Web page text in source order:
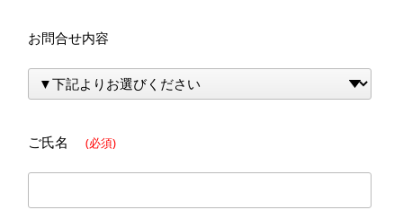
お問合せ内容
ご氏名 (必須)